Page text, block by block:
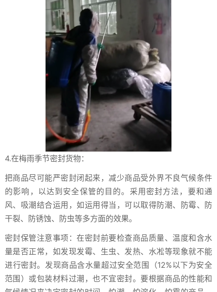
4.在梅雨季节密封货物：
把商品尽可能严密封闭起来，减少商品受外界不良气候条件
的影响，以达到安全保管的目的。采用密封方法，要和通
风、吸潮结合运用，如运用得当，可以取得防潮、防霉、防
干裂、防锈蚀、防虫等多方面的效果。
密封保管注意事项：在密封前要检查商品质量、温度和含水
量是否正常，如发现发霉、生虫、发热、水凇等现象就不能
进行密封。发现商品含水量超过安全范围（12%以下为安全
范围）或包装材料过潮，也不宜密封。要根据商品的性能和